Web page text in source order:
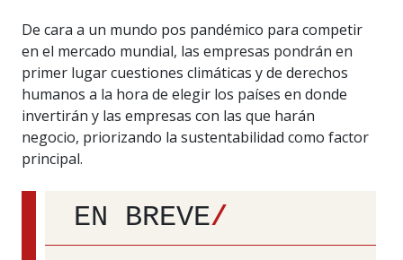
De cara a un mundo pos pandémico para competir
en el mercado mundial, las empresas pondrán en
primer lugar cuestiones climáticas y de derechos
humanos a la hora de elegir los países en donde
invertirán y las empresas con las que harán
negocio, priorizando la sustentabilidad como factor
principal.
EN BREVE/